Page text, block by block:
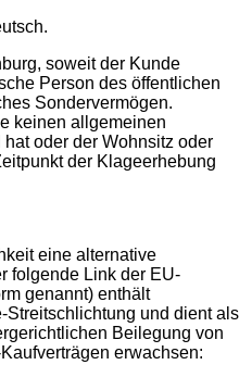
soweit der Kunde
Person des öffentlichen
Sondervermögen.
keinen allgemeinen
oder der Wohnsitz oder
der Klageerhebung
eine alternative
folgende Link der EU-
genannt) enthält
Streitschlichtung und dient als
Beilegung von
erwachsen: